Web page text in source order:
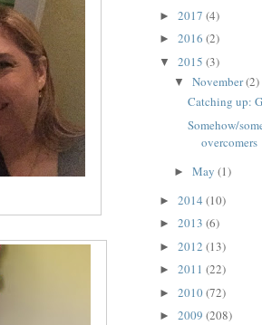
► 2017 (4)
► 2016 (2)
▼ 2015 (3)
▼ November(2)
Catching up:
Somehow/
overcomers
► May (1)
► 2014 (10)
► 2013 (6)
► 2012 (13)
► 2011 (22)
► 2010(72)
► 2009 (208)